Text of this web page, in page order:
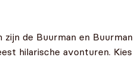
de Buurman en
hilarische avonturen.